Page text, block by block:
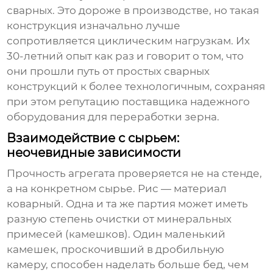
сварных. Это дороже в производстве, но такая
конструкция изначально лучше
сопротивляется циклическим нагрузкам. Их
30-летний опыт как раз и говорит о том, что
они прошли путь от простых сварных
конструкций к более технологичным, сохраняя
при этом репутацию поставщика надежного
оборудования для переработки зерна.
Взаимодействие с сырьем:
неочевидные зависимости
Прочность агрегата проверяется не на стенде,
а на конкретном сырье. Рис — материал
коварный. Одна и та же партия может иметь
разную степень очистки от минеральных
примесей (камешков). Один маленький
камешек, проскочивший в дробильную
камеру, способен наделать больше бед, чем